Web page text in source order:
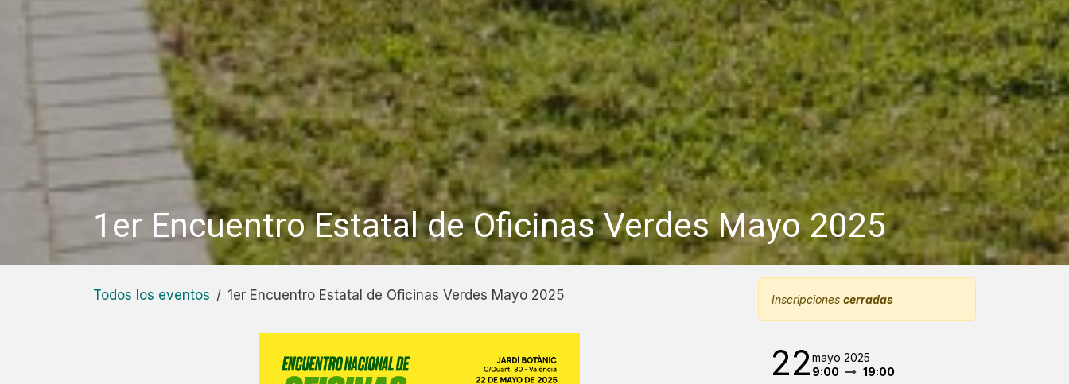
1er Encuentro Estatal de Oficinas Verdes Mayo 2025
Todos los eventos 1er Encuentro Estatal de Oficinas Verdes Mayo 2025 Inscripciones cerradas
22mayo 2025
9:00
19:00